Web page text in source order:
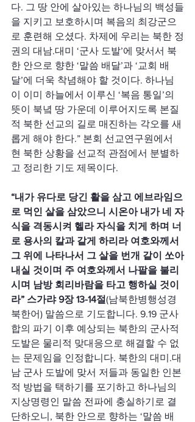
다. 그 땅 안에 살아있는 하나님의 백성들
을 지키고 보호하시며 복음의 최강군으
로 훈련해 오셨다. 차제에 우리는 북한 정
권의 대남.대미 ‘군사 도발’에 맞서서 북
한 안으로 향한 ‘말씀 배달’과 ‘교회 배
달’에 더욱 착념해야 할 것이다. 하나님
이 이미 하늘에서 이루신 ‘복음 통일’의
뜻이 북녘 땅 가운데 이루어지도록 본질
적 북한 선교의 길로 매진하는 각오를 새
롭게 해야 한다.” 본회 선교연구원에서
현 북한 상황을 선교적 관점에서 분별하
고 정리한 기도 제목이다.
“내가 유다로 당긴 활을 삼고 에브라임으
로 먹인 살을 삼았으니 시온아 내가 네 자
식을 격동시켜 헬라 자식을 치게 하며 너
로 용사의 칼과 같게 하리라 여호와께서
그 위에 나타나서 그 살을 번개 같이 쏘아
내실 것이며 주 여호와께서 나팔을 불리
시며 남방 회리바람을 타고 행하실 것이
라” 스가랴 9장 13-14절(남북한병행성경
북한어) 말씀으로 기도합니다. 9.19 군사
합의 파기 이후 예상되는 북한의 군사적
도발은 물리적 맞대응으로 해결할 수 없
는 문제임을 인정합니다. 북한의 대미.대
남 군사 도발에 맞서 저들과 동일한 인본
적 방법을 택하기를 포기하고 하나님의
지상명령인 말씀 전파에 충실하기로 결
단하오니, 북한 안으로 향하는 ‘말씀 배